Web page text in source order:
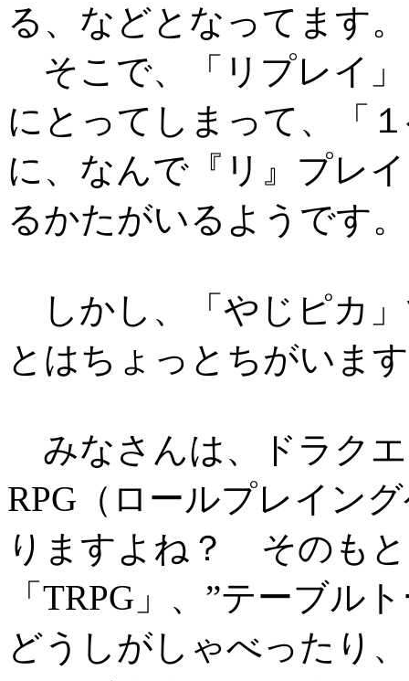
る、などとなってます。
そこで、「リプレイ
にとってしまって、「
に、なんで『リ』プレ
るかたがいるようです。
しかし、「やじピカ
とはちょっとちがいま
みなさんは、ドラク
RPG（ロールプレイン
りますよね？ そのも
「TRPG」、”テーブル
どうしがしゃべったり